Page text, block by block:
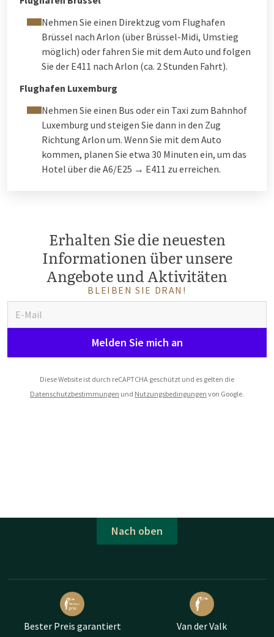
Nehmen Sie einen Direktzug vom Flughafen
Brüssel nach Arlon (über Brüssel-Midi, Umstieg
möglich) oder fahren Sie mit dem Auto und folgen
Sie der E411 nach Arlon (ca. 2 Stunden Fahrt).
Flughafen Luxemburg
Nehmen Sie einen Bus oder ein Taxi zum Bahnhof
Luxemburg und steigen Sie dann in den Zug
Richtung Arlon um. Wenn Sie mit dem Auto
kommen, planen Sie etwa 30 Minuten ein, um das
Hotel über die A6/E25 → E411 zu erreichen.
Erhalten Sie die neuesten
Informationen über unsere
Angebote und Aktivitäten
BLEIBEN SIE DRAN!
Melden Sie mich an
Diese Website ist durch reCAPTCHA geschützt und es gelten die
Datenschutzbestimmungen und Nutzungsbedingungen von Google.
Nach oben
Bester Preis garantiert Van der Valk